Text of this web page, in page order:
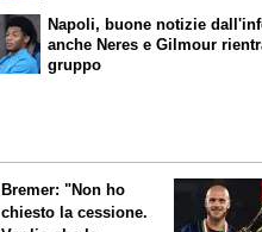
Napoli, buone notizie
anche Neres e Gilmour
gruppo
Bremer: "Non ho
chiesto la cessione.